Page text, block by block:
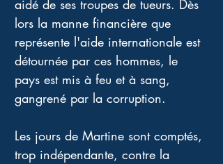
aidé de ses troupes de tueurs. Dès
lors la manne financière que
représente l'aide internationale est
détournée par ces hommes, le
pays est mis à feu et à sang,
gangrené par la corruption.
Les jours de Martine sont comptés,
trop indépendante, contre la